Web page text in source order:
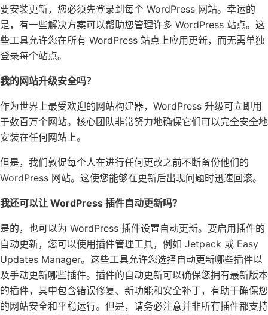
要安装更新，您必须先登录到每个 WordPress 网站。幸运的
是，有一些解决方案可以帮助您管理许多 WordPress 站点。这
些工具允许您在所有 WordPress 站点上应用更新，而无需单独
登录每个站点。
我的网站升级安全吗？
作为世界上最受欢迎的网站构建器，WordPress 升级可立即用
于数百万个网站。核心团队非常努力地确保它们可以完全安全地
安装在任何网站上。
但是，我们敦促每个人在进行任何更改之前不断备份他们的
WordPress 网站。这使您能够在更新后出现问题时迅速回滚。
我还可以让 WordPress 插件自动更新吗？
是的，也可以为 WordPress 插件设置自动更新。要启用插件的
自动更新，您可以使用插件管理工具，例如 Jetpack 或 Easy
Updates Manager。这些工具允许您选择自动更新哪些插件以
及手动更新哪些插件。插件的自动更新可以确保您拥有最新版本
的插件，其中包含错误修复、新功能和安全补丁，有助于确保您
的网站安全和平稳运行。但是，请务必注意并非所有插件都支持